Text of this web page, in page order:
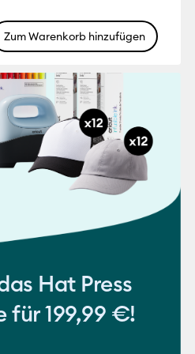
Zum Warenkorb hinzufügen
Hat Press
für 199,99 €!